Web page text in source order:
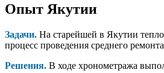
Опыт Якутии
Задачи. На старейшей в Якутии
процесс проведения среднего
Решения. В ходе хронометража